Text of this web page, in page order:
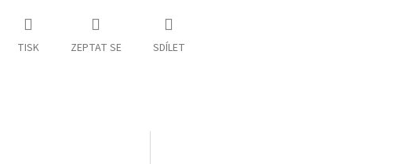
TISK ZEPTAT SE SDÍLET